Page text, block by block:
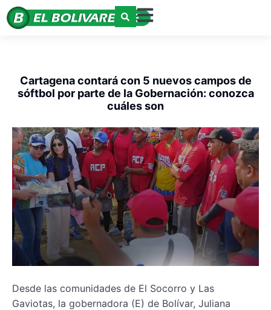
Cartagena contará con 5 nuevos campos de
sóftbol por parte de la Gobernación: conozca
cuáles son
Desde las comunidades de El Socorro y Las
Gaviotas, la gobernadora (E) de Bolívar, Juliana